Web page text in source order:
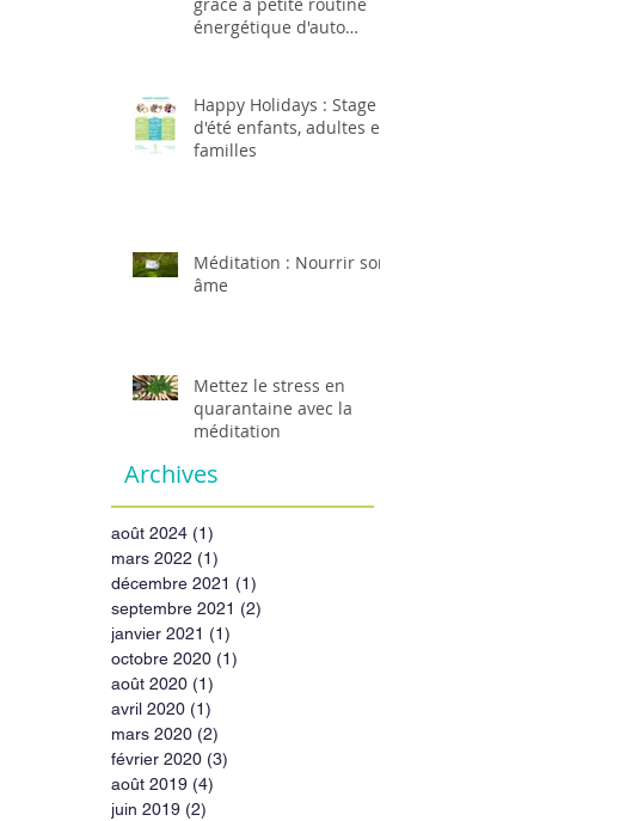
énergétique d'auto
Happy Holidays : Stage
d'été enfants, adultes et
familles
Méditation : Nourrir son
âme
Mettez le stress en
quarantaine avec la
méditation
Archives
août 2024 (1)
mars 2022 (1)
décembre 2021 (1)
septembre 2021 (2)
janvier 2021 (1)
octobre 2020 (1)
août 2020 (1)
avril 2020 (1)
mars 2020 (2)
février 2020 (3)
août 2019 (4)
juin 2019 (2)